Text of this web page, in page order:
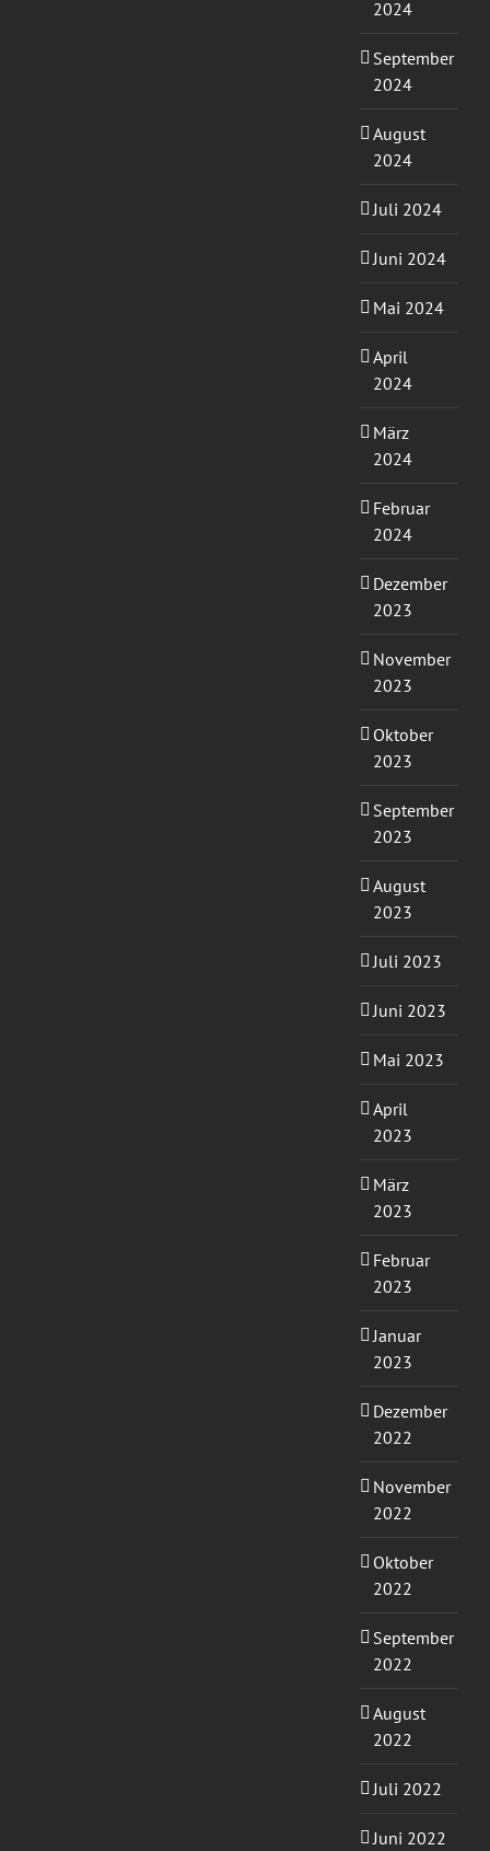
2024
September
2024
August
2024
Juli 2024
Juni 2024
Mai 2024
April
2024
März
2024
Februar
2024
Dezember
2023
November
2023
Oktober
2023
September
2023
August
2023
Juli 2023
Juni 2023
Mai 2023
April
2023
März
2023
Februar
2023
Januar
2023
Dezember
2022
November
2022
Oktober
2022
September
2022
August
2022
Juli 2022
Juni 2022